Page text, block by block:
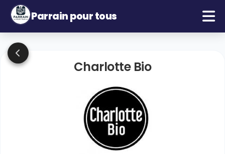
Parrain pour tous
Charlotte Bio